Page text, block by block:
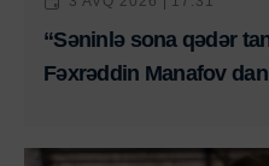
“Səninlə sona qədər
Fəxrəddin Manafov